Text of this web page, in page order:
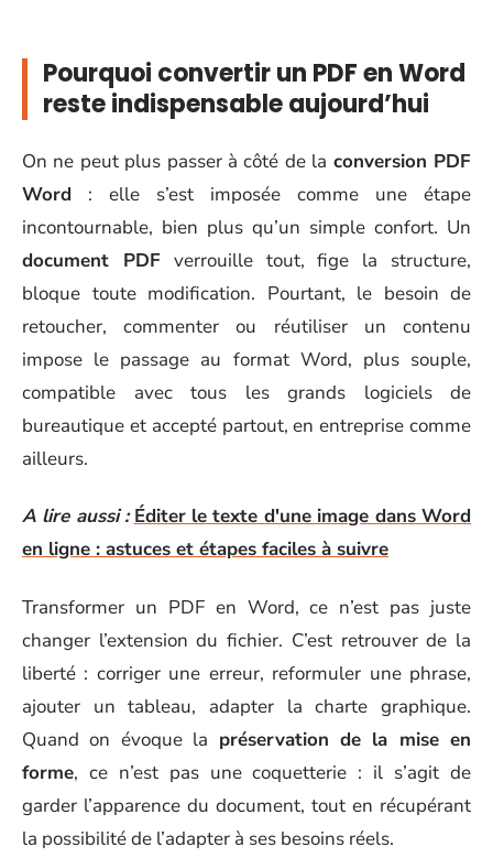
Pourquoi convertir un PDF en Word
reste indispensable aujourd’hui
On ne peut plus passer à côté de la conversion PDF
Word : elle s’est imposée comme une étape
incontournable, bien plus qu’un simple confort. Un
document PDFverrouille tout, fige la structure,
bloque toute modification. Pourtant, le besoin de
retoucher, commenter ou réutiliser un contenu
impose le passage au format Word, plus souple,
compatible avec tous les grands logiciels de
bureautique et accepté partout, en entreprise comme
ailleurs.
A lire aussi : Éditer le texte d'une image dans Word
en ligne : astuces et étapes faciles à suivre
Transformer un PDF en Word, ce n’est pas juste
changer l’extension du fichier. C’est retrouver de la
liberté : corriger une erreur, reformuler une phrase,
ajouter un tableau, adapter la charte graphique.
Quand on évoque la préservation de la mise en
forme, ce n’est pas une coquetterie : il s’agit de
garder l’apparence du document, tout en récupérant
la possibilité de l’adapter à ses besoins réels.